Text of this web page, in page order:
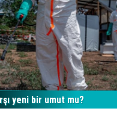
yeni bir umut mu?